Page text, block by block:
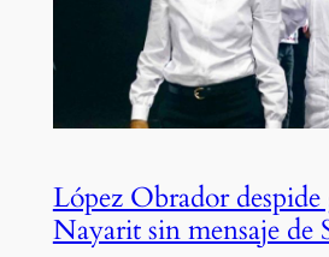
López Obrador
Nayarit sin mensaje de